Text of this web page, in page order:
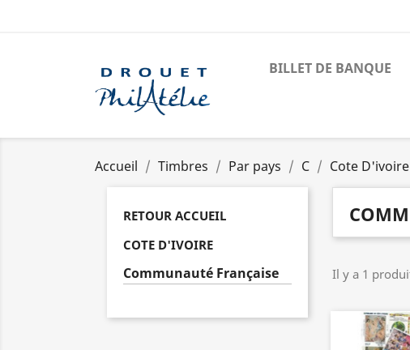
BILLET DE BANQUE
Accueil Timbres Par pays C Cote D'ivoire
RETOUR ACCUEIL
COTE D'IVOIRE
Communauté Française Il y a 1